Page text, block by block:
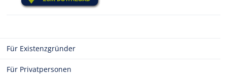
Für Existenzgründer
Für Privatpersonen